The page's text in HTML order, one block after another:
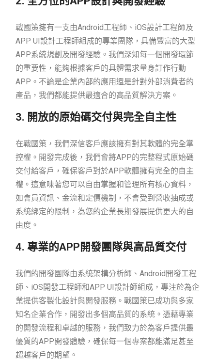
戰國策擁有一支由Android工程師、iOS設計工程師及
APP UI設計工程師組成的專業團隊，具備豐富的大型
APP系統規劃及開發經驗。我們深知每一個開發環節
的重要性，能夠根據客戶的具體需求量身訂作行動
APP。不論是企業內部的應用還是針對外部消費者的
產品，我們都能提供最適合的高品質解決方案。
3. 開放的原始碼交付與完全自主性
在戰國策，我們深信客戶應該擁有對其軟體的完全掌
控權。開發完成後，我們會將APP的完整程式原始碼
交付給客戶，確保客戶對於APP軟體擁有完全的自主
權。這意味著您可以自由掌握和管理所有核心資料，
如會員資訊、金流和定價機制，不會受到營收抽成或
系統綁定的限制，為您的企業長期發展提供更大的自
由度。
4. 專業的APP開發團隊與高品質交付
我們的開發團隊由系統架構分析師、Android開發工程
師、iOS開發工程師和APP UI設計師組成，專注於為企
業提供客製化設計與開發服務。戰國策已成功與多家
知名企業合作，開發出多個高品質的系統。憑藉專業
的開發流程和卓越的服務，我們致力於為客戶提供最
優質的APP開發體驗，確保每一個專案都能滿足甚至
超越客戶的期望。